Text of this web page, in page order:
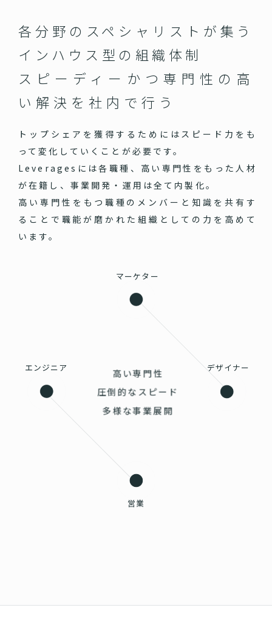
マーケター
デザイナー
営業
エンジニア
高い専門性
圧倒的なスピード
多様な事業展開
各分野のスペシャリストが集う
インハウス型の組織体制
スピーディーかつ専門性の高
い 解決を社内で行う
トップシェアを獲得するためにはスピード力をも
って変化していくことが必要です。
Leveragesには各職種、高い専門性をもった人材
が在籍し、事業開発・運用は全て内製化。
高い専門性をもつ職種のメンバーと知識を共有す
ることで職能が磨かれた組織としての力を高めて
います。